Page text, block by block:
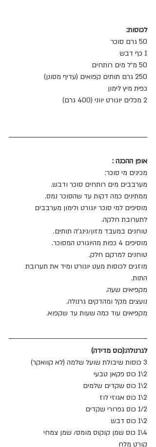
לכוסות:
50 גרם סוכר
1 כף דבש
50 מ״ל מים רותחים
250 גרם תותים קפואים (עדיף מסונן)
כפית מיץ לימון
2 מכלים יוגורט יווני (400 גרם)
אופן ההכנה :
מכינים מי סוכר:
מערבבים מים רותחים סוכר ודבש.
ממתינים כמה דקות עד שהסוכר נמס.
מוסיפים למי סוכר יוגורט ולימון מערבבים
לתערובת חלקה.
טוחנים במעבד מזון/נינג’ה תותים.
מוסיפים 4 כפות מהיוגורט המסוכר.
טוחנים למרקם חלק.
מוזגים לכוסות מעט יוגורט ומיד את תערובת
התות.
מקפיאים שעה.
נועצים מקל ומהדקים גרנולה.
מקפיאים עוד כמה שעות עד שקפוא.
לגרנולה:(כוס מדידה)
3 כוסות שיבולת שועל שלמה (לא קוואקר)
2\1 כוס פקאן טבעי
2\1 כוס שקדים שלמים
2\1 כוס אגוזי לוז
1/2 כוס גפרורי שקדים
2\1 כוס דבש
4\1 כוס שמן קוקוס מומס/ שמן צמחי
קורט מלח